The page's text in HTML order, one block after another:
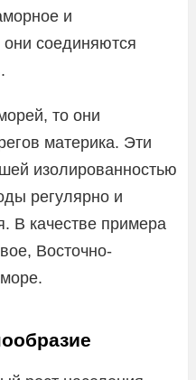
и
соединяются
то они
материка. Эти
изолированностью
регулярно и
В качестве примера
Восточно-